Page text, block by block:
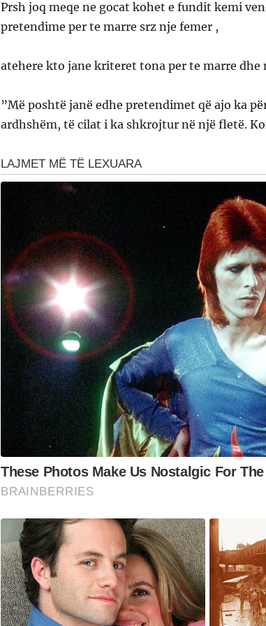
Prsh joq meqe ne gocat kohet e fundit kemi
pretendime per te marre srz nje femer ,
atehere kto jane kriteret tona per te marre dhe
”Më poshtë janë edhe pretendimet që ajo ka
ardhshëm, të cilat i ka shkrojtur në një fletë.